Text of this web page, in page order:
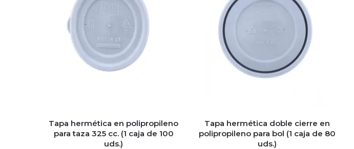
Tapa hermética en polipropileno
para taza 325 cc. (1 caja de 100
uds.)
Tapa hermética doble cierre en
polipropileno para bol (1 caja de 80
uds.)